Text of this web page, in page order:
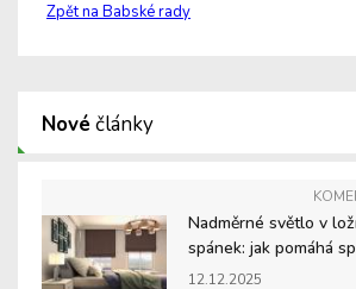
Zpět na Babské rady
Nové články
Nadměrné světlo v
spánek: jak pomáhá
12.12.2025